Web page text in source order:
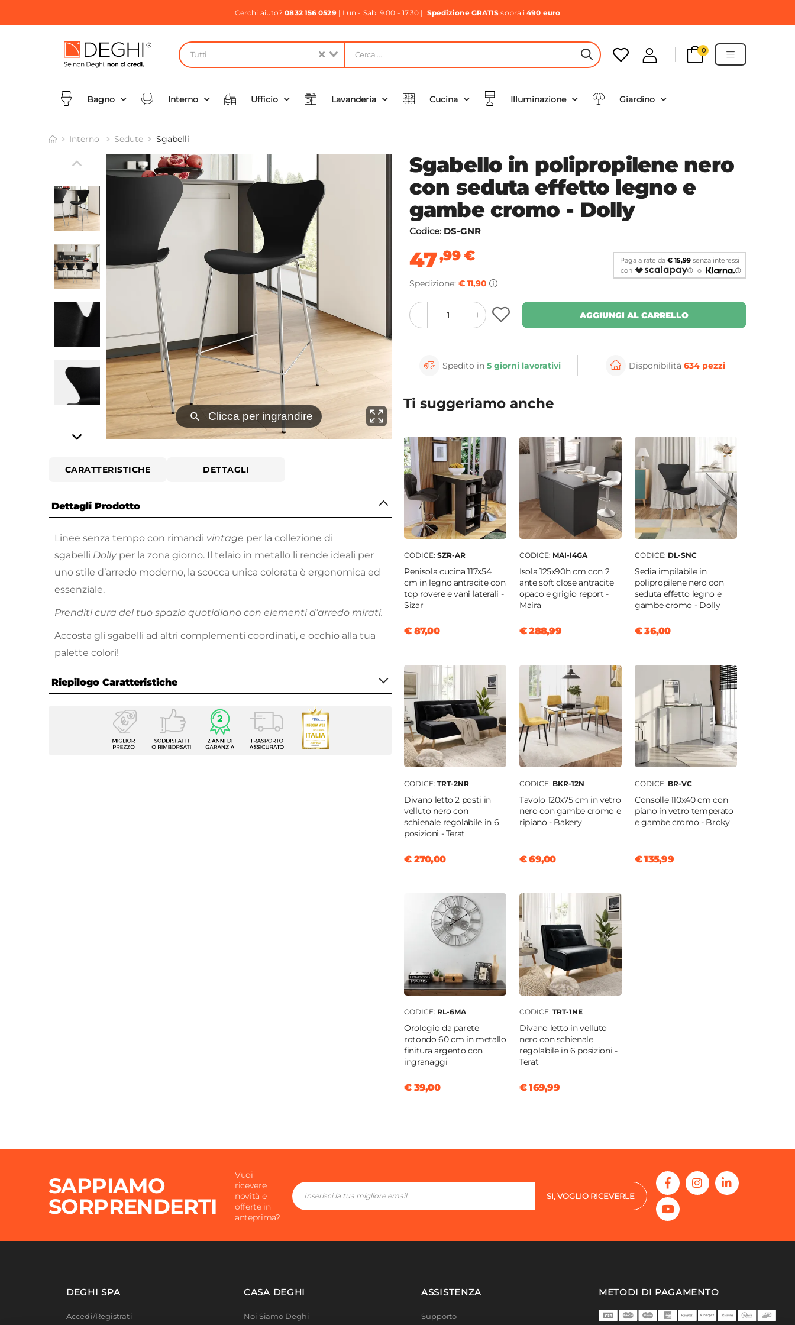
Cerchi aiuto?0832 156 0529| Lun - Sab: 9.00 - 17.30 | Spedizione GRATIS sopra i490 euro
Tutti HEADER SEARCH BUTTON
0
Bagno Interno Ufficio Lavanderia Cucina Illuminazione Giardino
Interno Sedute Sgabelli
⚲ Clicca per ingrandire ⚲ Clicca per ingrandire
CARATTERISTICHE DETTAGLI
Dettagli Prodotto
Linee senza tempo con rimandi vintage per la collezione di
sgabelli Dolly per la zona giorno. Il telaio in metallo li rende ideali per
uno stile d’arredo moderno, la scocca unica colorata è ergonomica ed
essenziale.
Prenditi cura del tuo spazio quotidiano con elementi d’arredo mirati.
Accosta gli sgabelli ad altri complementi coordinati, e occhio alla tua
palette colori!
Riepilogo Caratteristiche
Caratteristiche
Sgabello
Dolly
Sgabello in polipropilene nero
con seduta effetto legno e
gambe cromo - Dolly
Codice: DS-GNR
47,99€
Spedizione: € 11,90
Paga a rate da€ 15,99 senza interessi
con
o
quantity
button
quantity
minus
button
AGGIUNGI AL CARRELLO
Spedito in5 giorni lavorativi Disponibilità 634 pezzi
Ti suggeriamo anche
CODICE: SZR-AR
Penisola cucina 117x54
cm in legno antracite con
top rovere e vani laterali -
Sizar
€ 87,00
CODICE: MAI-I4GA
Isola 125x90h cm con 2
ante soft close antracite
opaco e grigio report -
Maira
€ 288,99
CODICE: DL-SNC
Sedia impilabile in
polipropilene nero con
seduta effetto legno e
gambe cromo - Dolly
€ 36,00
CODICE: TRT-2NR
Divano letto 2 posti in
velluto nero con
schienale regolabile in 6
posizioni - Terat
€ 270,00
CODICE: BKR-12N
Tavolo 120x75 cm in vetro
nero con gambe cromo e
ripiano - Bakery
€ 69,00
CODICE: BR-VC
Consolle 110x40 cm con
piano in vetro temperato
e gambe cromo - Broky
€ 135,99
CODICE: RL-6MA
Orologio da parete
rotondo 60 cm in metallo
finitura argento con
ingranaggi
€ 39,00
CODICE: TRT-1NE
Divano letto in velluto
nero con schienale
regolabile in 6 posizioni -
Terat
€ 169,99
SAPPIAMO
SORPRENDERTI
Vuoi
ricevere
novità e
offerte in
anteprima?
SI, VOGLIO RICEVERLE
DEGHI SPA
Accedi/Registrati
CASA DEGHI
Noi Siamo Deghi
ASSISTENZA
Supporto
METODI DI PAGAMENTO